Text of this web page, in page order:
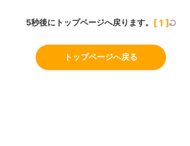
5秒後にトップページへ戻ります。 [ 1 ]
トップページへ戻る